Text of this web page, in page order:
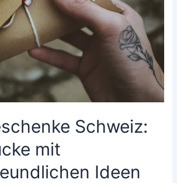
Schweiz:
mit
Ideen